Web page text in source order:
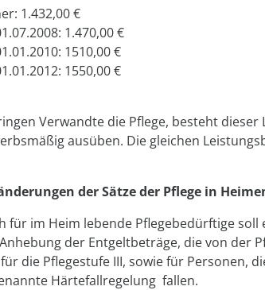
1.432,00 €
1.470,00 €
1510,00 €
1550,00 €
Verwandte die Pflege, besteht
ausüben. Die gleichen
der Sätze der Pflege in
für im Heim lebende Pflegebedürftige
der Entgeltbeträge, die von der
die Pflegestufe III, sowie für Personen,
Härtefallregelung fallen.